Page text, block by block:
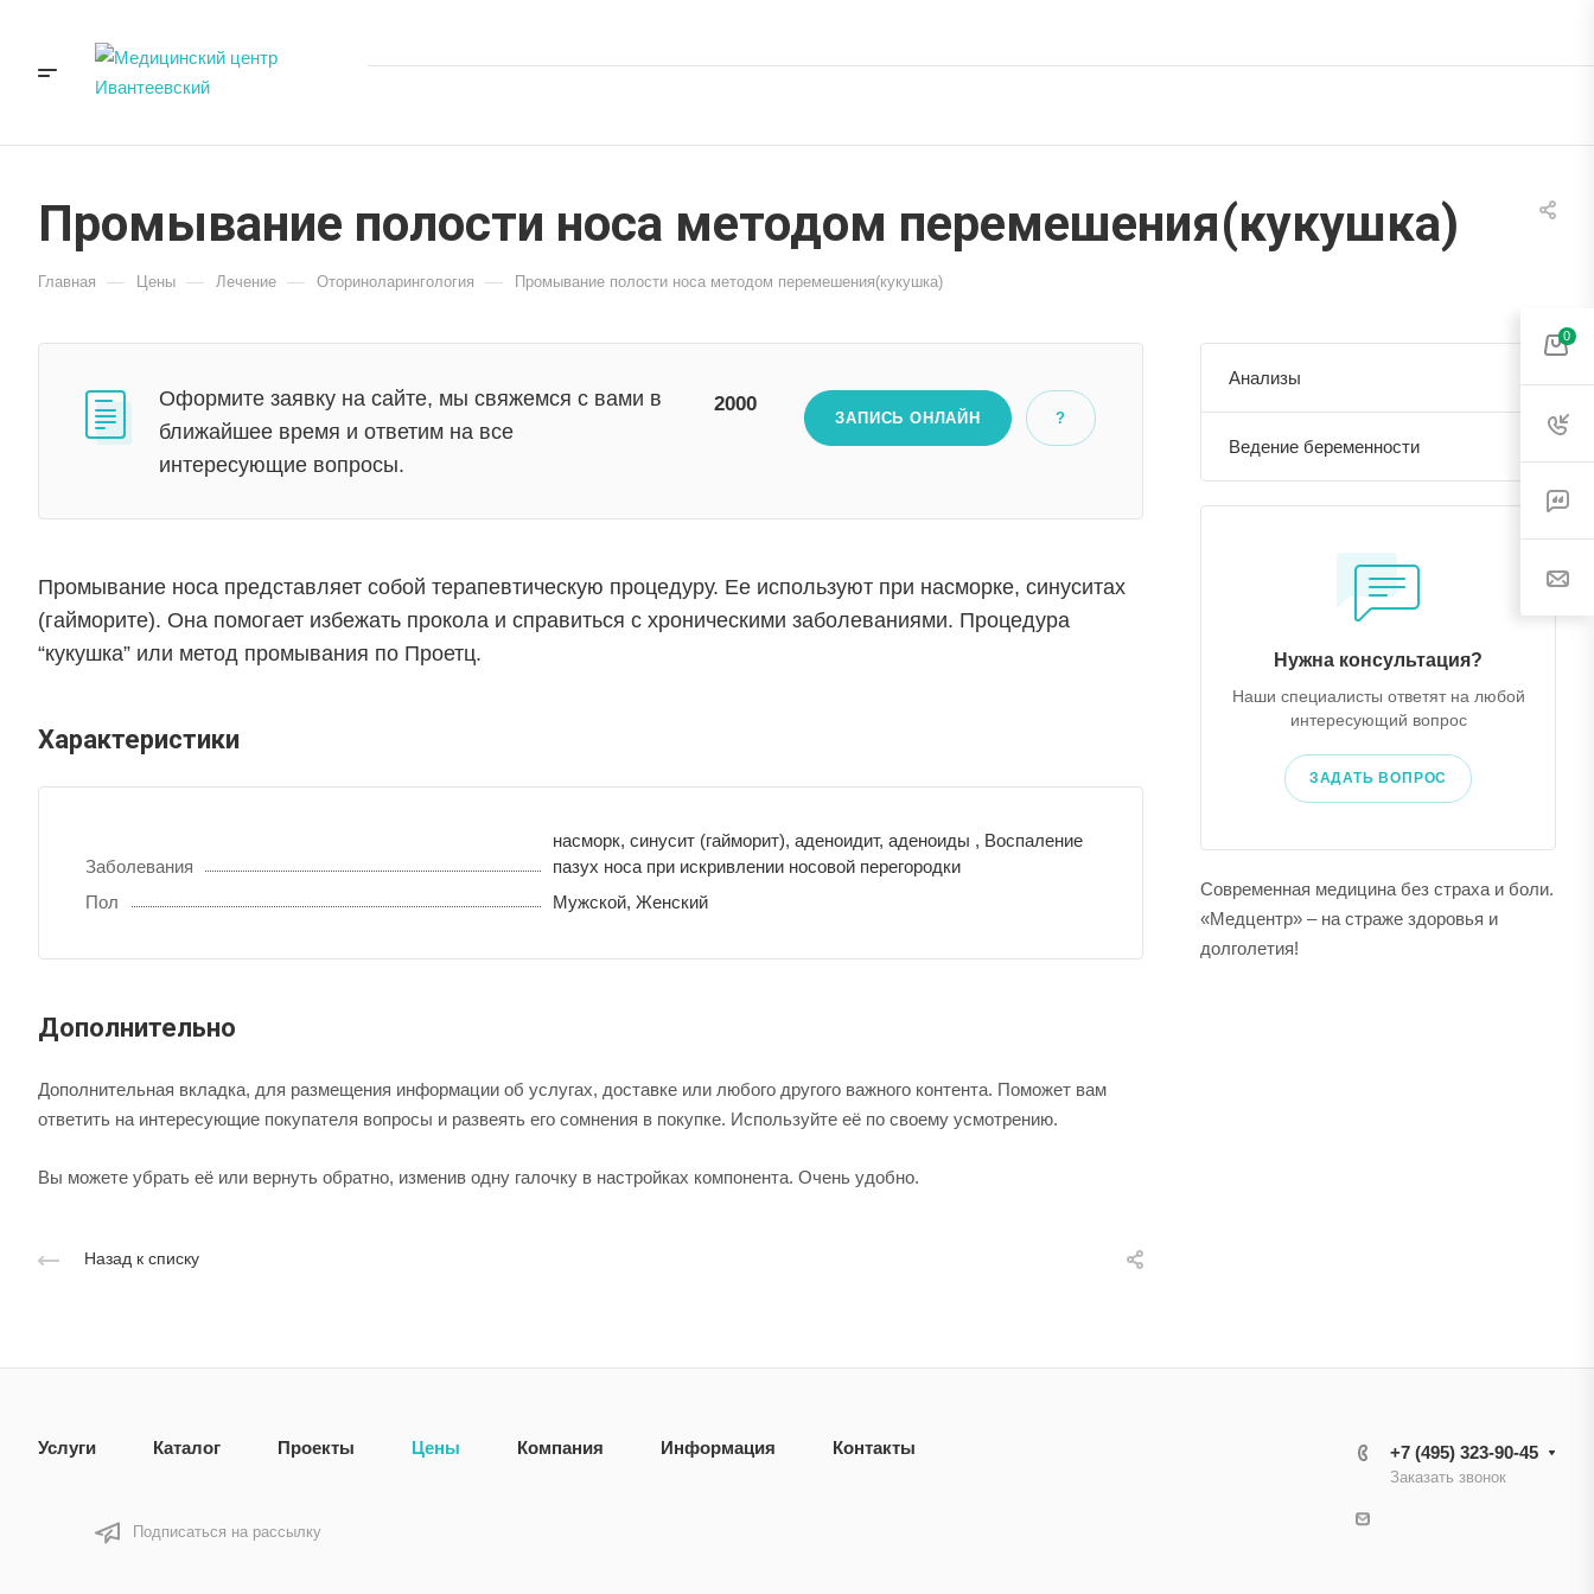
Промывание полости носа методом перемешения(кукушка)
Главная — Цены — Лечение — Оториноларингология — Промывание полости носа методом перемешения(кукушка)
Оформите заявку на сайте, мы свяжемся с вами в
ближайшее время и ответим на все
интересующие вопросы.
2000
ЗАПИСЬ ОНЛАЙН ?
Промывание носа представляет собой терапевтическую процедуру. Ее используют при насморке, синуситах
(гайморите). Она помогает избежать прокола и справиться с хроническими заболеваниями. Процедура
“кукушка” или метод промывания по Проетц.
Характеристики
Заболевания
насморк, синусит (гайморит), аденоидит, аденоиды , Воспаление
пазух носа при искривлении носовой перегородки
Пол
Мужской, Женский
Дополнительно
Дополнительная вкладка, для размещения информации об услугах, доставке или любого другого важного контента. Поможет вам
ответить на интересующие покупателя вопросы и развеять его сомнения в покупке. Используйте её по своему усмотрению.
Вы можете убрать её или вернуть обратно, изменив одну галочку в настройках компонента. Очень удобно.
Назад к списку
Анализы
Ведение беременности
Нужна консультация?
Наши специалисты ответят на любой
интересующий вопрос
ЗАДАТЬ ВОПРОС
Современная медицина без страха и боли.
«Медцентр» – на страже здоровья и
долголетия!
Услуги Каталог Проекты Цены Компания Информация Контакты
Подписаться на рассылку
+7 (495) 323-90-45
Заказать звонок
0